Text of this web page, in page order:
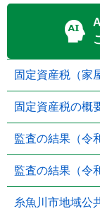
固定資産税（家
固定資産税の概
監査の結果（令
監査の結果（令
糸魚川市地域公